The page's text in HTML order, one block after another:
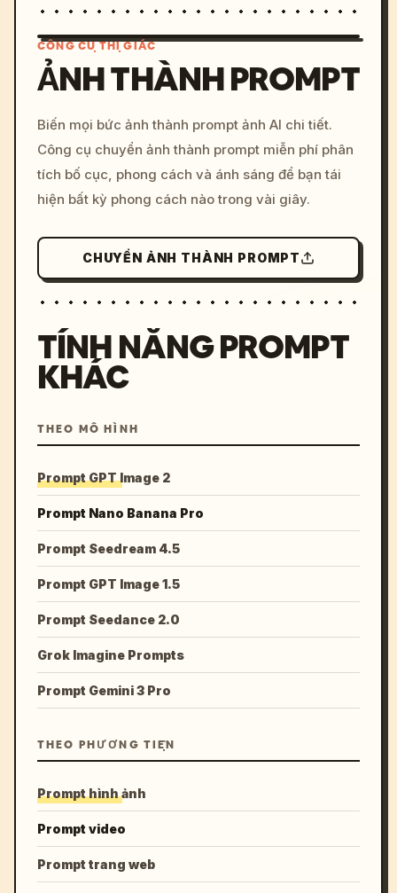
c, cyberpunk sunset, neon
colors, 8k --v 6.0
CÔNG CỤ THỊ GIÁC
ẢNH THÀNH PROMPT
Biến mọi bức ảnh thành prompt ảnh AI chi tiết.
Công cụ chuyển ảnh thành prompt miễn phí phân
tích bố cục, phong cách và ánh sáng để bạn tái
hiện bất kỳ phong cách nào trong vài giây.
CHUYỂN ẢNH THÀNH PROMPT
TÍNH NĂNG PROMPT
KHÁC
THEO MÔ HÌNH
Prompt GPT Image 2
Prompt Nano Banana Pro
Prompt Seedream 4.5
Prompt GPT Image 1.5
Prompt Seedance 2.0
Grok Imagine Prompts
Prompt Gemini 3 Pro
THEO PHƯƠNG TIỆN
Prompt hình ảnh
Prompt video
Prompt trang web